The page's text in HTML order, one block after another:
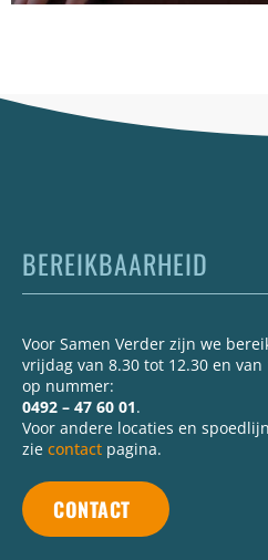
BEREIKBAARHEID
Voor Samen Verder zijn we
vrijdag van 8.30 tot 12.30 en
op nummer:
0492 – 47 60 01.
Voor andere locaties en spoedlijn
zie contact pagina.
CONTACT